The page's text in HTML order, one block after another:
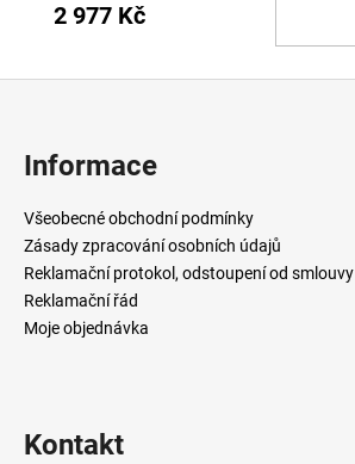
2 977 Kč
Informace
Všeobecné obchodní podmínky
Zásady zpracování osobních údajů
Reklamační protokol, odstoupení od smlouvy
Reklamační řád
Moje objednávka
Kontakt